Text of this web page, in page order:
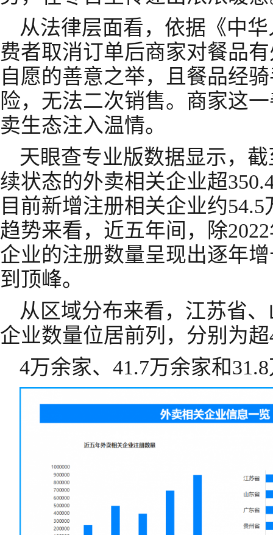
从法律层面看，依据《中
费者取消订单后商家对餐品
自愿的善意之举，且餐品经
险，无法二次销售。商家这
卖生态注入温情。
天眼查专业版数据显示，
续状态的外卖相关企业超
目前新增注册相关企业约
趋势来看，近五年间，除
企业的注册数量呈现出逐年
到顶峰。
从区域分布来看，江苏省
企业数量位居前列，分别为超
4万余家、41.7万余家和